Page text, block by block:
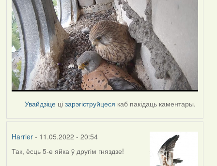
Увайдзіце цізарэгіструйцеся каб пакідаць каментары.
Harrier- 11.05.2022 - 20:54
Так, ёсць 5-е яйка ў другім гняздзе!